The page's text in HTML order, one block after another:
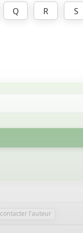
Q R S
contacter l'auteur